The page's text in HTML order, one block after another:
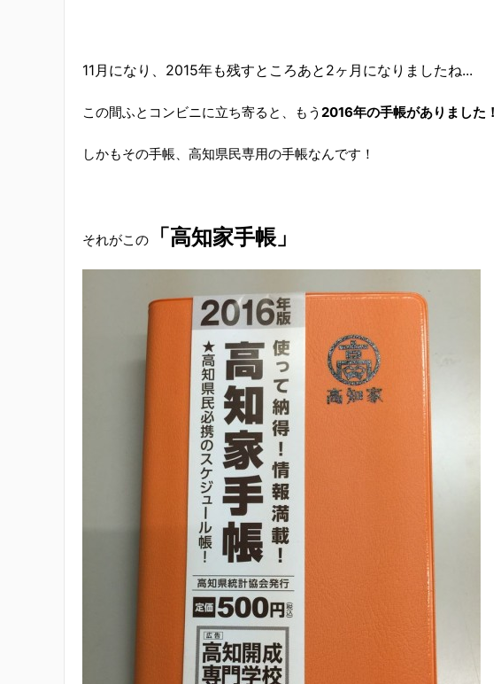
11月になり、2015年も残すところあと2ヶ月になりましたね...
この間ふとコンビニに立ち寄ると、もう 2016年の手帳がありました！
しかもその手帳、高知県民専用の手帳なんです！
それがこの 「高知家手帳」